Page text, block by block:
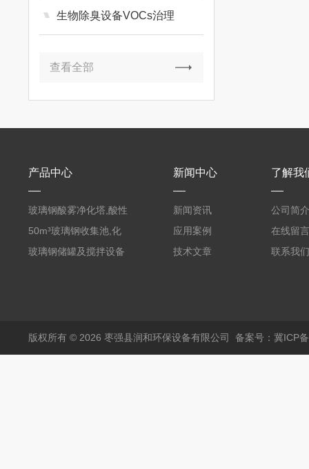
生物除臭设备VOCs治理
查看全部
产品中心
玻璃钢酸雾净化塔,酸性
废气洗涤塔处理工艺
50m³玻璃钢收集池,化
粪罐
玻璃钢储罐及搅拌设备
新闻中心
新闻资讯
应用案例
技术文章
了解我
公司简介
在线留言
联系我们
版权所有 © 2026 枣强县润和环保设备有限公司 备案号：冀ICP